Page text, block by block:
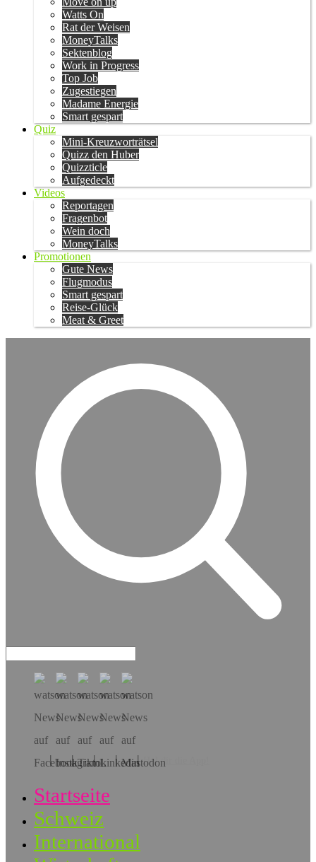
Watts On
Rat der Weisen
MoneyTalks
Sektenblog
Work in Progress
Top Job
Zugestiegen
Madame Energie
Smart gespart
Quiz
Mini-Kreuzworträtsel
Quizz den Huber
Quizzticle
Aufgedeckt
Videos
Reportagen
Fragenbot
Wein doch
MoneyTalks
Promotionen
Gute News
Flugmodus
Smart gespart
Reise-Glück
Meat & Greet
Hol dir die App!
Startseite
Schweiz
International